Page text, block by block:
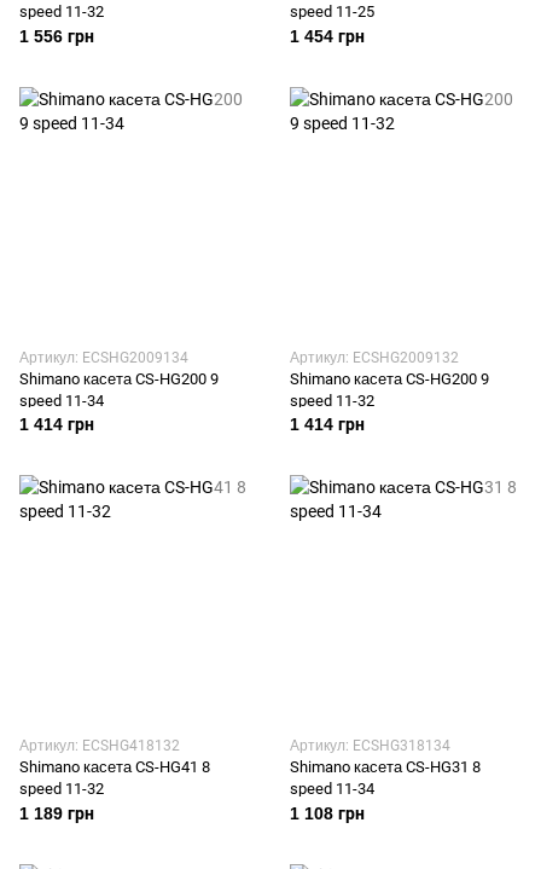
speed 11-32
1 556 грн
speed 11-25
1 454 грн
Артикул: ECSHG2009134
Shimano касета CS-HG200 9
speed 11-34
1 414 грн
Артикул: ECSHG2009132
Shimano касета CS-HG200 9
speed 11-32
1 414 грн
Артикул: ECSHG418132
Shimano касета CS-HG41 8
speed 11-32
1 189 грн
Артикул: ECSHG318134
Shimano касета CS-HG31 8
speed 11-34
1 108 грн